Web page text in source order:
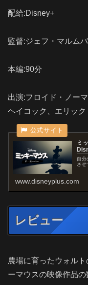
配給:Disney+
監督:ジェフ・マルム
本編:90分
出演:フロイド・ノー
ヘイコック、エリッ
ミ
自分
させ
www.disneyplus.com
レビュー
農場に育ったウォル
ーマウスの映像作品の